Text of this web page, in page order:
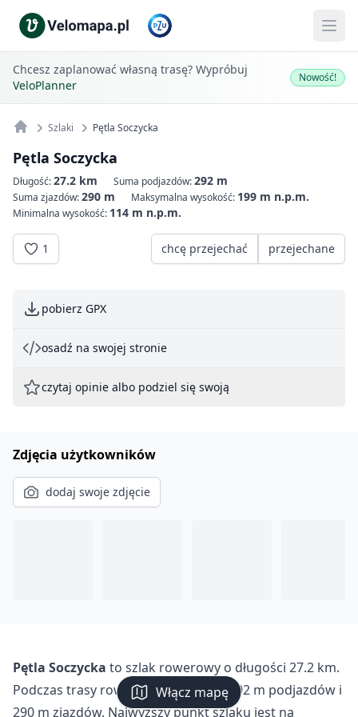
Włącz mapę
Chcesz zaplanować własną trasę? Wypróbuj
VeloPlanner
Nowość!
Szlaki Pętla Soczycka
Pętla Soczycka
Długość:27.2 km Suma podjazdów:292 m
Suma zjazdów:290 m Maksymalna wysokość: 199 m n.p.m.
Minimalna wysokość: 114 m n.p.m.
1 chcę przejechać przejechane
pobierz GPX
osadź na swojej stronie
czytaj opinie albo podziel się swoją
Zdjęcia użytkowników
dodaj swoje zdjęcie
Pętla Soczycka to szlak rowerowy o długości 27.2 km.
Podczas trasy rowerzyści pokonają 292 m podjazdów i
290 m zjazdów. Najwyższy punkt szlaku jest na